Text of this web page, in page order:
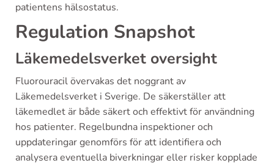
patientens hälsostatus.
Regulation Snapshot
Läkemedelsverket oversight
Fluorouracil övervakas det noggrant av
Läkemedelsverket i Sverige. De säkerställer att
läkemedlet är både säkert och effektivt för användning
hos patienter. Regelbundna inspektioner och
uppdateringar genomförs för att identifiera och
analysera eventuella biverkningar eller risker kopplade